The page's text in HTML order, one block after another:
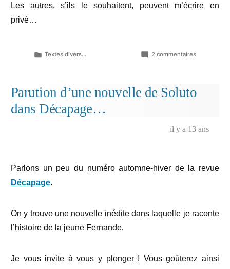
Les autres, s’ils le souhaitent, peuvent m’écrire en
privé…
Publié
Textes divers... 2 commentairessur
chère
Parution d’une nouvelle de Soluto
dans Décapage…
il y a 13 ans
Parlons un peu du numéro automne-hiver de la revue
Décapage.
On y trouve une nouvelle inédite dans laquelle je raconte
l’histoire de la jeune Fernande.
Je vous invite à vous y plonger ! Vous goûterez ainsi